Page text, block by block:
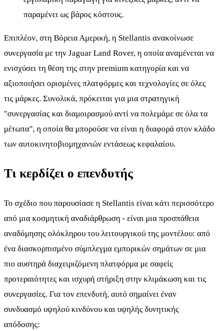
παραμένει ως βάρος κόστους.
Επιπλέον, στη Βόρεια Αμερική, η Stellantis ανακοίνωσε
συνεργασία με την Jaguar Land Rover, η οποία αναμένεται να
ενισχύσει τη θέση της στην premium κατηγορία και να
αξιοποιήσει ορισμένες πλατφόρμες και τεχνολογίες σε όλες
τις μάρκες. Συνολικά, πρόκειται για μια στρατηγική
"συνεργασίας και διαμοιρασμού αντί να πολεμάμε σε όλα τα
μέτωπα", η οποία θα μπορούσε να είναι η διαφορά στον κλάδο
των αυτοκινητοβιομηχανιών εντάσεως κεφαλαίου.
Τι κερδίζει ο επενδυτής
Το σχέδιο που παρουσίασε η Stellantis είναι κάτι περισσότερο
από μια κοσμητική αναδιάρθρωση - είναι μια προσπάθεια
αναδόμησης ολόκληρου του λειτουργικού της μοντέλου: από
ένα διασκορπισμένο σύμπλεγμα εμπορικών σημάτων σε μια
πιο αυστηρά διαχειριζόμενη πλατφόρμα με σαφείς
προτεραιότητες και ισχυρή στήριξη στην κλιμάκωση και τις
συνεργασίες. Για τον επενδυτή, αυτό σημαίνει έναν
συνδυασμό υψηλού κινδύνου και υψηλής δυνητικής
απόδοσης: